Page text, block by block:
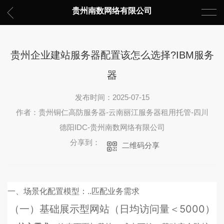
贵州南数网络有限公司
贵州企业建站服务器配置该怎么选择?IBM服务
器
发布时间：2025-07-15
作者：贵州铜仁高防服务器-云南丽江服务器租用托管-四川
德阳IDC-贵州南数网络有限公司
分享到：
二维码分享
一、场景化配置模型：..匹配业务需求
（一）基础展示型网站（日均访问量＜5000）